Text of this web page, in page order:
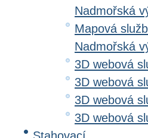
Nadmořská
Mapová
Nadmořská
3D webová
3D webová
3D webová
3D webová